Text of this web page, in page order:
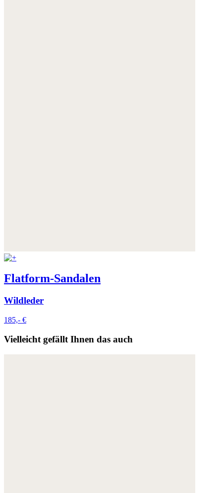
Flatform-Sandalen
Wildleder
185,- €
Vielleicht gefällt Ihnen das auch